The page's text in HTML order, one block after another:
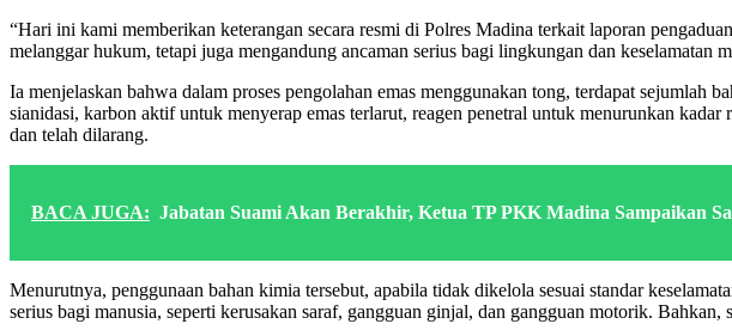
“Hari ini kami memberikan keterangan secara resmi di Polres Madina terkait laporan
melanggar hukum, tetapi juga mengandung ancaman serius bagi lingkungan dan keselamatan
Ia menjelaskan bahwa dalam proses pengolahan emas menggunakan tong, terdapat
sianidasi, karbon aktif untuk menyerap emas terlarut, reagen penetral untuk menurunkan
dan telah dilarang.
BACA JUGA: Jabatan Suami Akan Berakhir, Ketua TP PKK Madina Sampaikan
Menurutnya, penggunaan bahan kimia tersebut, apabila tidak dikelola sesuai standar
serius bagi manusia, seperti kerusakan saraf, gangguan ginjal, dan gangguan motorik.